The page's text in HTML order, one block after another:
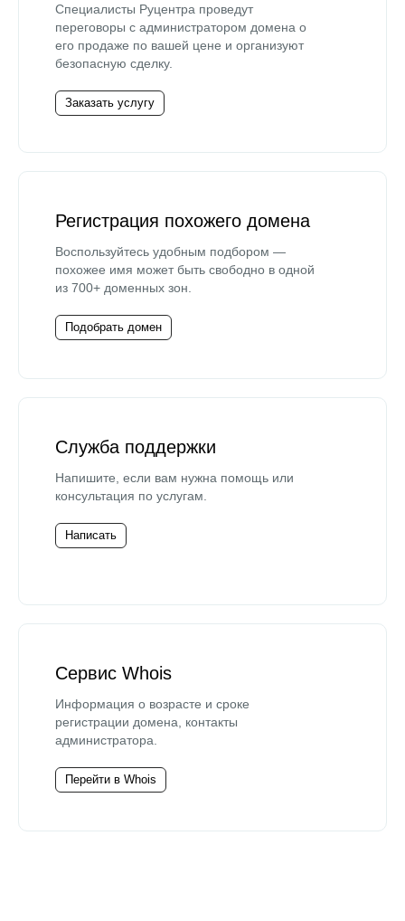
Специалисты Руцентра проведут
переговоры с администратором домена о
его продаже по вашей цене и организуют
безопасную сделку.
Заказать услугу
Регистрация похожего домена
Воспользуйтесь удобным подбором —
похожее имя может быть свободно в одной
из 700+ доменных зон.
Подобрать домен
Служба поддержки
Напишите, если вам нужна помощь или
консультация по услугам.
Написать
Сервис Whois
Информация о возрасте и сроке
регистрации домена, контакты
администратора.
Перейти в Whois